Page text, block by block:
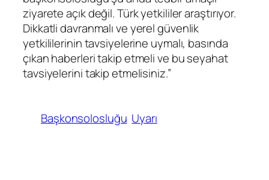
ziyarete açık değil. Türk yetkililer araştırıyor.
Dikkatli davranmalı ve yerel güvenlik
yetkililerinin tavsiyelerine uymalı, basında
çıkan haberleri takip etmeli ve bu seyahat
tavsiyelerini takip etmelisiniz.”
Başkonsolosluğu Uyarı